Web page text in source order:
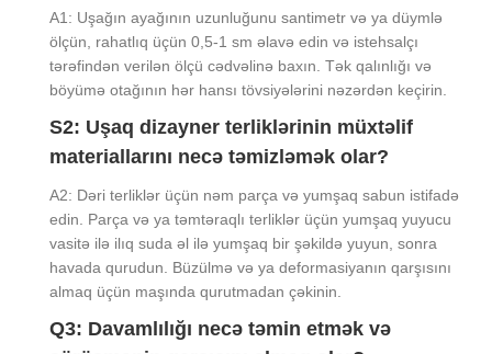
A1: Uşağın ayağının uzunluğunu santimetr və ya düymlə
ölçün, rahatlıq üçün 0,5-1 sm əlavə edin və istehsalçı
tərəfindən verilən ölçü cədvəlinə baxın. Tək qalınlığı və
böyümə otağının hər hansı tövsiyələrini nəzərdən keçirin.
S2: Uşaq dizayner terliklərinin müxtəlif
materiallarını necə təmizləmək olar?
A2: Dəri terliklər üçün nəm parça və yumşaq sabun istifadə
edin. Parça və ya təmtəraqlı terliklər üçün yumşaq yuyucu
vasitə ilə ilıq suda əl ilə yumşaq bir şəkildə yuyun, sonra
havada qurudun. Büzülmə və ya deformasiyanın qarşısını
almaq üçün maşında qurutmadan çəkinin.
Q3: Davamlılığı necə təmin etmək və